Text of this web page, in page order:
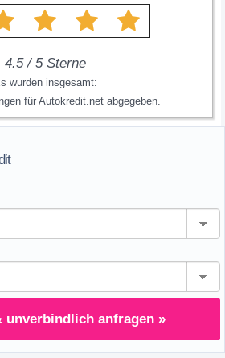
4.5/ 5Sterne
wurden insgesamt:
für Autokredit.net abgegeben.
unverbindlich anfragen »